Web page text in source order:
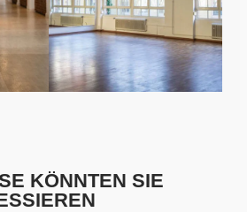
KÖNNTEN SIE